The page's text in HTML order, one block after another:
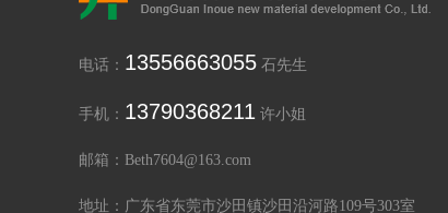
电话： 13556663055 石先生
手机： 13790368211 许小姐
邮箱：Beth7604@163.com
地址：广东省东莞市沙田镇沙田沿河路109号303室